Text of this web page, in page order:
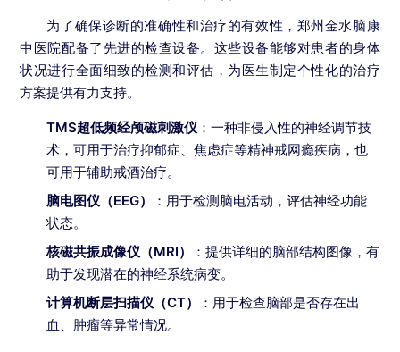
为了确保诊断的准确性和治疗的有效性，郑州金水脑康
中医院配备了先进的检查设备。这些设备能够对患者的身体
状况进行全面细致的检测和评估，为医生制定个性化的治疗
方案提供有力支持。
TMS超低频经颅磁刺激仪 ：一种非侵入性的神经调节技
术，可用于治疗抑郁症、焦虑症等精神戒网瘾疾病，也
可用于辅助戒酒治疗。
脑电图仪（EEG）
：用于检测脑电活动，评估神经功能
状态。
核磁共振成像仪（MRI）
：提供详细的脑部结构图像，有
助于发现潜在的神经系统病变。
计算机断层扫描仪（CT）
：用于检查脑部是否存在出
血、肿瘤等异常情况。